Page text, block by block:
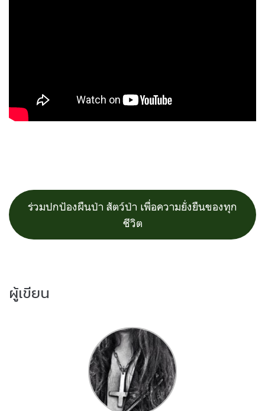
ร่วมปกป้องผืนป่า สัตว์ป่า เพื่อความยั่งยืนของทุก
ชีวิต
ผู้เขียน